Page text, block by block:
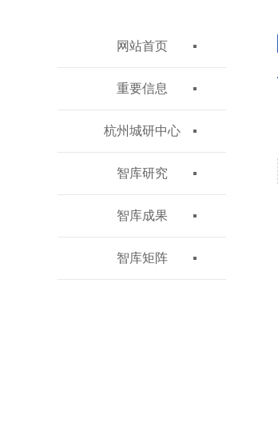
网站首页
重要信息
杭州城研中心
智库研究
智库成果
智库矩阵